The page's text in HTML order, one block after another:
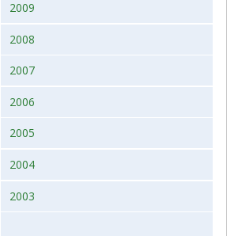
2009
2008
2007
2006
2005
2004
2003